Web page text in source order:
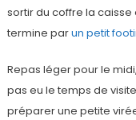
sortir du coffre la caisse
termine parun petit
Repas léger pour le
pas eu le temps de
préparer une petite